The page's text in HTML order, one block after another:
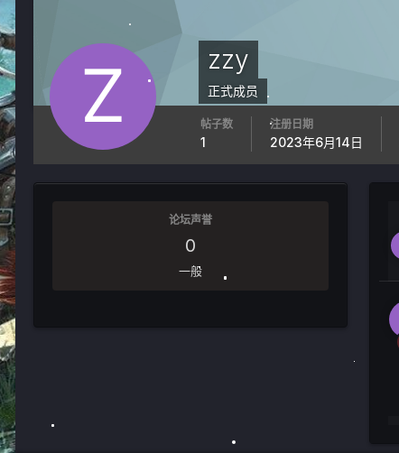
zzy
正式成员
帖子数
1
注册日期
2023年6月14日
论坛声誉
0
一般